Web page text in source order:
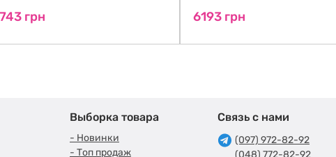
грн 6193 грн
Выборка товара
- Новинки
- Топ продаж
Связь с нами
(097) 972-82-92
(048) 772-82-92